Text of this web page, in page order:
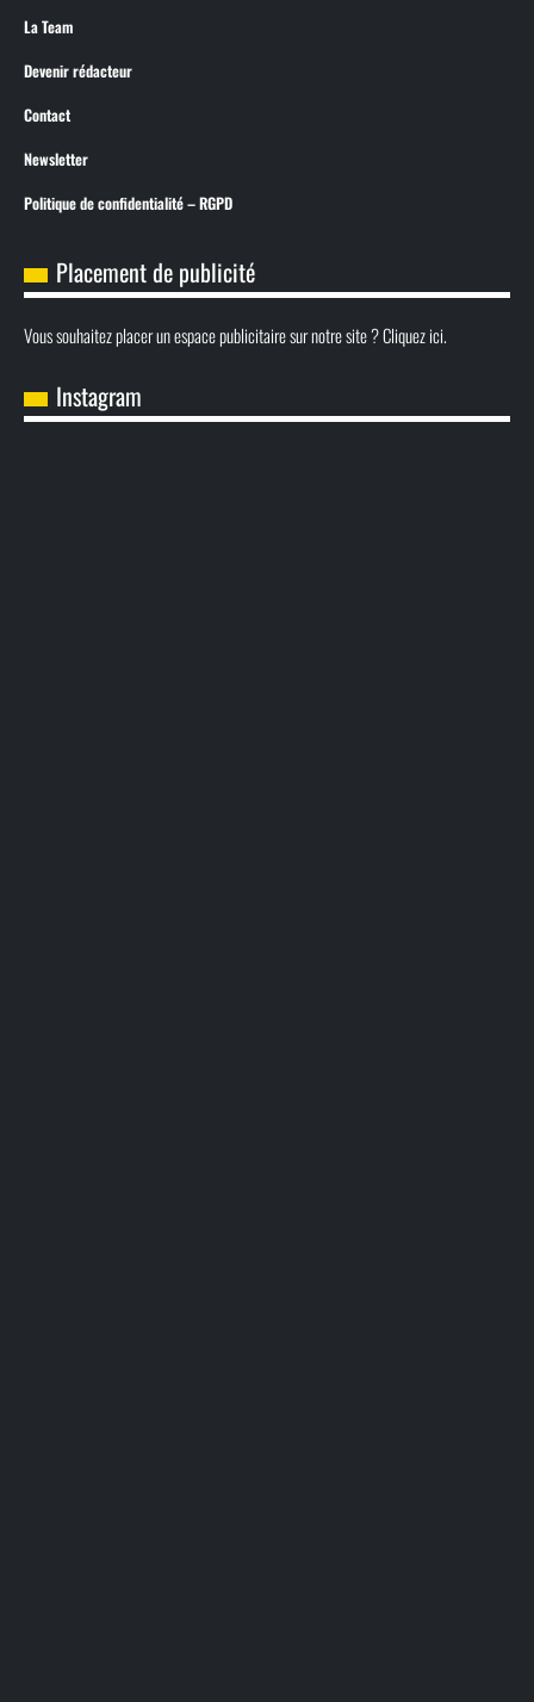
La Team
Devenir rédacteur
Contact
Newsletter
Politique de confidentialité – RGPD
Placement de publicité
Vous souhaitez placer un espace publicitaire sur notre site ? Cliquez ici.
Instagram